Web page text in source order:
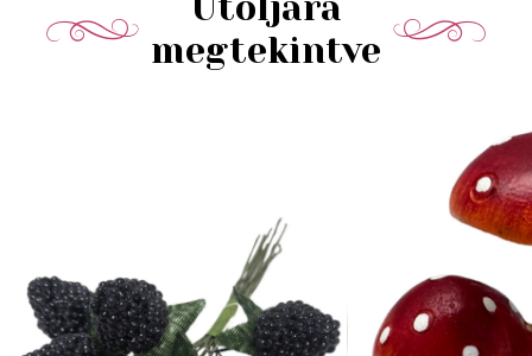
Utoljára
megtekintve